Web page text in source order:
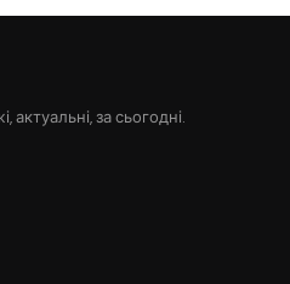
актуальні, за сьогодні.